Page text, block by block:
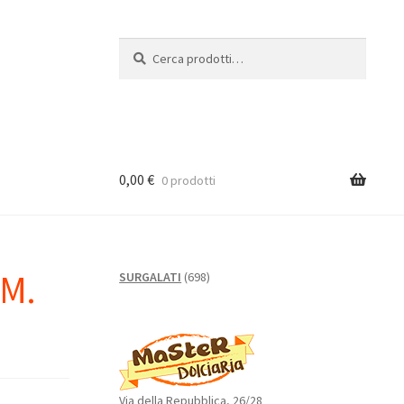
0,00€ 0 prodotti
SURGALATI 698698
Via della Repubblica, 26/28